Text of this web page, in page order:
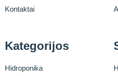
Kontaktai
Kategorijos
Hidroponika